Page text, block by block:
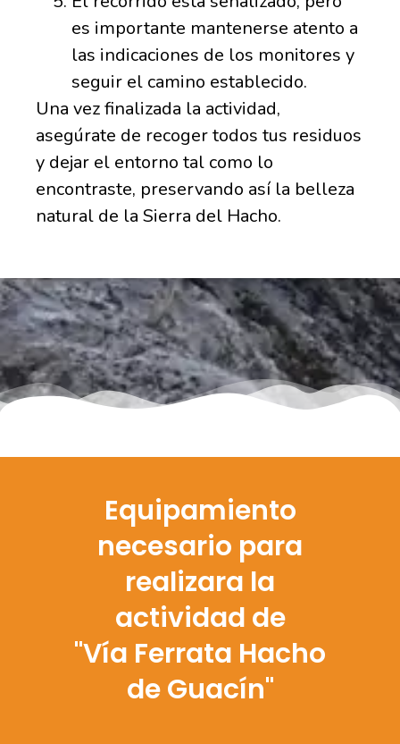
es importante mantenerse atento a
las indicaciones de los monitores y
seguir el camino establecido.
Una vez finalizada la actividad,
asegúrate de recoger todos tus residuos
y dejar el entorno tal como lo
encontraste, preservando así la belleza
natural de la Sierra del Hacho.
Equipamiento
necesario para
realizara la
actividad de
"Vía Ferrata Hacho
de Guacín"